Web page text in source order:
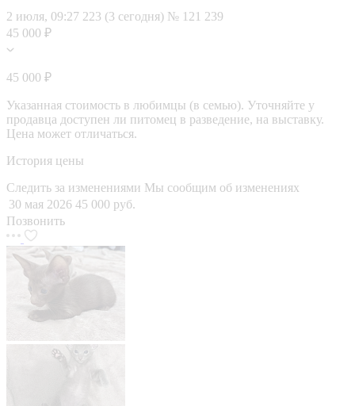
2 июля, 09:27 223 (3 сегодня) № 121 239
45 000 ₽
45 000 ₽
Указанная стоимость в любимцы (в семью). Уточняйте у
продавца доступен ли питомец в разведение, на выставку.
Цена может отличаться.
История цены
Следить за изменениями Мы сообщим об изменениях
30 мая 2026 45 000 руб.
Позвонить